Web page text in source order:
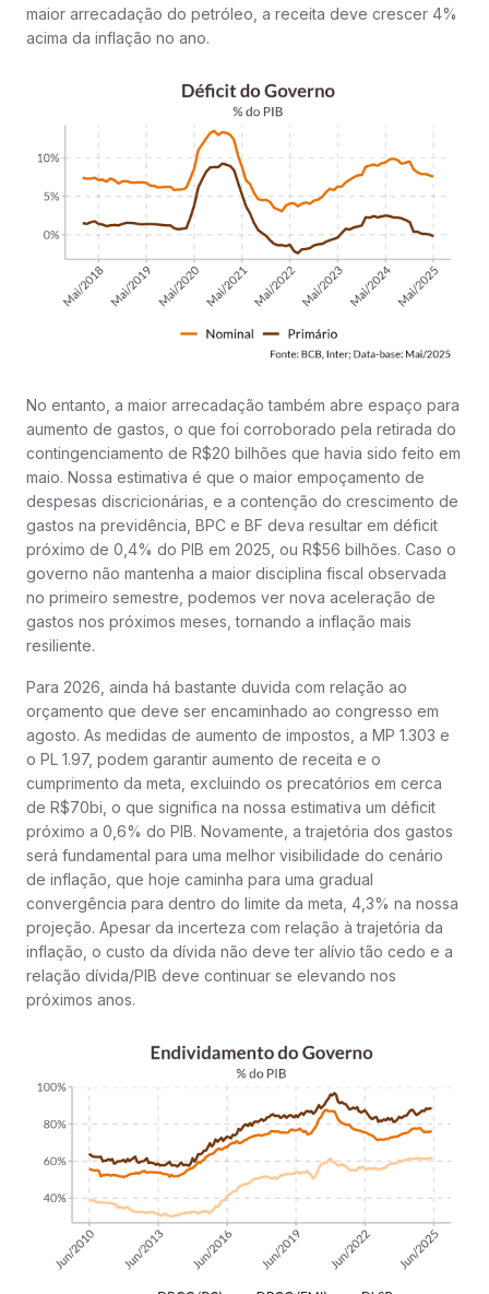
maior arrecadação do petróleo, a receita deve crescer 4%
acima da inflação no ano.
No entanto, a maior arrecadação também abre espaço para
aumento de gastos, o que foi corroborado pela retirada do
contingenciamento de R$20 bilhões que havia sido feito em
maio. Nossa estimativa é que o maior empoçamento de
despesas discricionárias, e a contenção do crescimento de
gastos na previdência, BPC e BF deva resultar em déficit
próximo de 0,4% do PIB em 2025, ou R$56 bilhões. Caso o
governo não mantenha a maior disciplina fiscal observada
no primeiro semestre, podemos ver nova aceleração de
gastos nos próximos meses, tornando a inflação mais
resiliente.
Para 2026, ainda há bastante duvida com relação ao
orçamento que deve ser encaminhado ao congresso em
agosto. As medidas de aumento de impostos, a MP 1.303 e
o PL 1.97, podem garantir aumento de receita e o
cumprimento da meta, excluindo os precatórios em cerca
de R$70bi, o que significa na nossa estimativa um déficit
próximo a 0,6% do PIB. Novamente, a trajetória dos gastos
será fundamental para uma melhor visibilidade do cenário
de inflação, que hoje caminha para uma gradual
convergência para dentro do limite da meta, 4,3% na nossa
projeção. Apesar da incerteza com relação à trajetória da
inflação, o custo da dívida não deve ter alívio tão cedo e a
relação dívida/PIB deve continuar se elevando nos
próximos anos.